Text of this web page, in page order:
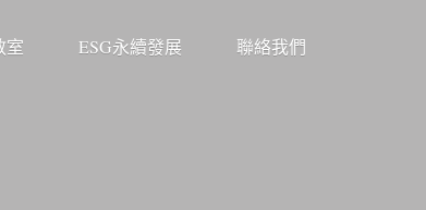
室 ESG永續發展 聯絡我們